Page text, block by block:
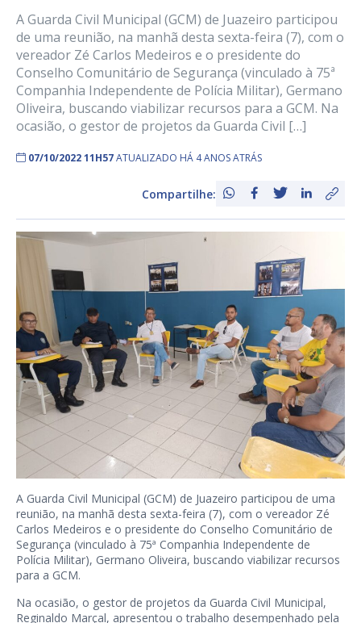
A Guarda Civil Municipal (GCM) de Juazeiro participou
de uma reunião, na manhã desta sexta-feira (7), com o
vereador Zé Carlos Medeiros e o presidente do
Conselho Comunitário de Segurança (vinculado à 75ª
Companhia Independente de Polícia Militar), Germano
Oliveira, buscando viabilizar recursos para a GCM. Na
ocasião, o gestor de projetos da Guarda Civil […]
07/10/2022 11H57ATUALIZADO HÁ 4 ANOS ATRÁS
Compartilhe:
A Guarda Civil Municipal (GCM) de Juazeiro participou de uma
reunião, na manhã desta sexta-feira (7), com o vereador Zé
Carlos Medeiros e o presidente do Conselho Comunitário de
Segurança (vinculado à 75ª Companhia Independente de
Polícia Militar), Germano Oliveira, buscando viabilizar recursos
para a GCM.
Na ocasião, o gestor de projetos da Guarda Civil Municipal,
Reginaldo Marçal, apresentou o trabalho desempenhado pela